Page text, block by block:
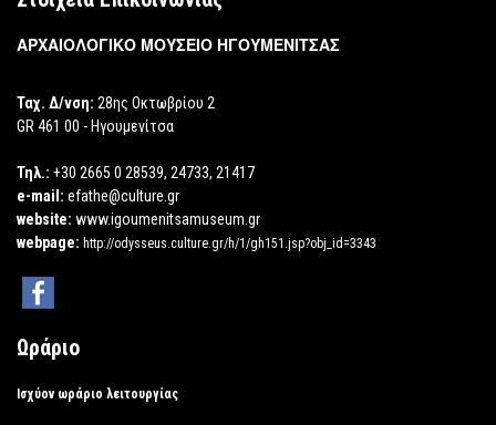
ΑΡΧΑΙΟΛΟΓΙΚΟ ΜΟΥΣΕΙΟ ΗΓΟΥΜΕΝΙΤΣΑΣ
Ταχ. Δ/νση: 28ης Οκτωβρίου 2
GR 461 00 - Ηγουμενίτσα
Τηλ.: +30 2665 0 28539, 24733, 21417
e-mail: efathe@culture.gr
website: www.igoumenitsamuseum.gr
webpage: http://odysseus.culture.gr/h/1/gh151.jsp?obj_id=3343
Ωράριο
Ισχύον ωράριο λειτουργίας